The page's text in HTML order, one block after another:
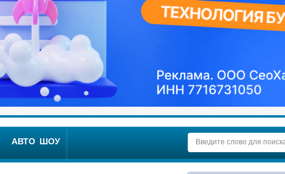
АВТО ШОУ